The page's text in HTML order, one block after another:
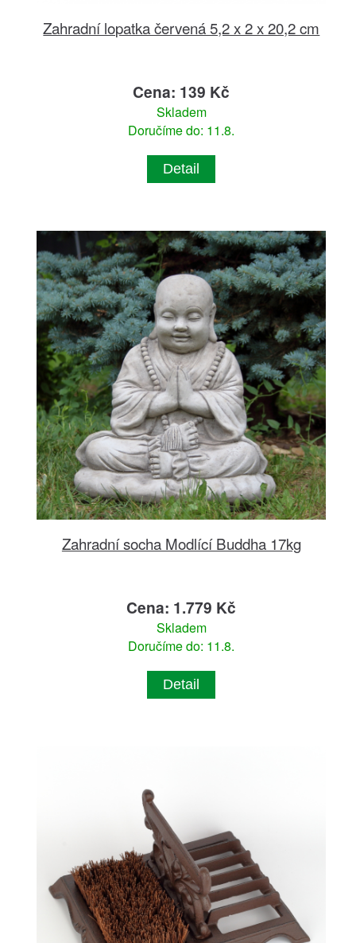
Zahradní lopatka červená 5,2 x 2 x 20,2 cm
Cena: 139 Kč
Skladem
Doručíme do: 11.8.
Detail
Zahradní socha Modlící Buddha 17kg
Cena: 1.779 Kč
Skladem
Doručíme do: 11.8.
Detail